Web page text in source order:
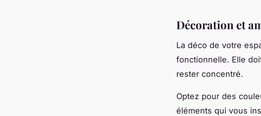
Décoration et
La déco de votre
fonctionnelle. Elle
rester concentré.
Optez pour des
éléments qui vous